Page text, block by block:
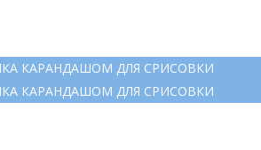
КАРАНДАШОМ ДЛЯ СРИСОВКИ
КАРАНДАШОМ ДЛЯ СРИСОВКИ